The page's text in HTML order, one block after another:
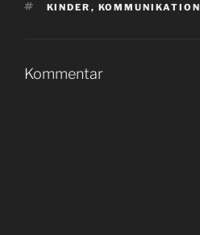
SCHLAGWÖRTER
KINDER , KOMMUNIKATION
Kommentar